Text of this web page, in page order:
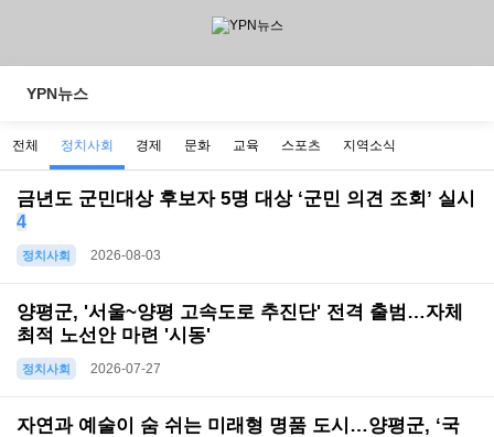
YPN뉴스
전체 정치사회 경제 문화 교육 스포츠 지역소식
금년도 군민대상 후보자 5명 대상 ‘군민 의견 조회’ 실시
4
정치사회 2026-08-03
양평군, '서울~양평 고속도로 추진단' 전격 출범…자체
최적 노선안 마련 '시동'
정치사회 2026-07-27
자연과 예술이 숨 쉬는 미래형 명품 도시…양평군, ‘국